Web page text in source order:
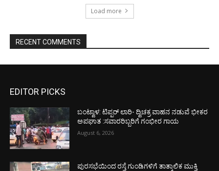
Load more
RECENT COMMENTS
EDITOR PICKS
ಬಂಟ್ವಾಳ: ಟಿಪ್ಪರ್ ಲಾರಿ- ದ್ವಿಚಕ್ರ ವಾಹನ ನಡುವೆ ಭೀಕರ
ಅಪಘಾತ :ಸವಾರರಿಬ್ಬರಿಗೆ ಗಂಭೀರ ಗಾಯ
August 6, 2026
ಪುರಸಭೆಯಿಂದ ರಸ್ತೆ ಗುಂಡಿಗಳಿಗೆ ತಾತ್ಕಾಲಿಕ ಮುಕ್ತಿ